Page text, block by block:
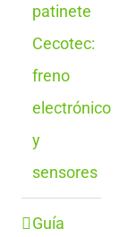
patinete
Cecotec:
freno
electrónico
y
sensores
Guía